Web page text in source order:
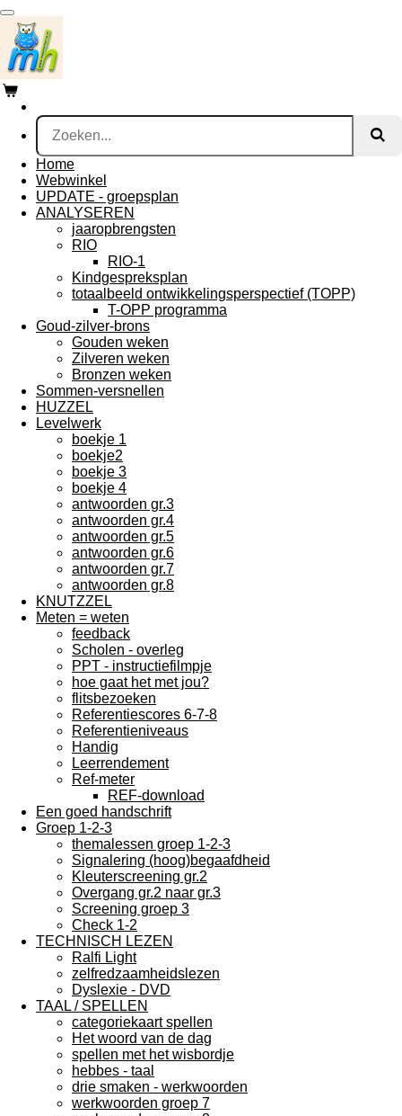
Ga
direct
naar
de
hoofdinhoud
Home
Webwinkel
UPDATE - groepsplan
ANALYSEREN
jaaropbrengsten
RIO
RIO-1
Kindgespreksplan
totaalbeeld ontwikkelingsperspectief (TOPP)
T-OPP programma
Goud-zilver-brons
Gouden weken
Zilveren weken
Bronzen weken
Sommen-versnellen
HUZZEL
Levelwerk
boekje 1
boekje2
boekje 3
boekje 4
antwoorden gr.3
antwoorden gr.4
antwoorden gr.5
antwoorden gr.6
antwoorden gr.7
antwoorden gr.8
KNUTZZEL
Meten = weten
feedback
Scholen - overleg
PPT - instructiefilmpje
hoe gaat het met jou?
flitsbezoeken
Referentiescores 6-7-8
Referentieniveaus
Handig
Leerrendement
Ref-meter
REF-download
Een goed handschrift
Groep 1-2-3
themalessen groep 1-2-3
Signalering (hoog)begaafdheid
Kleuterscreening gr.2
Overgang gr.2 naar gr.3
Screening groep 3
Check 1-2
TECHNISCH LEZEN
Ralfi Light
zelfredzaamheidslezen
Dyslexie - DVD
TAAL / SPELLEN
categoriekaart spellen
Het woord van de dag
spellen met het wisbordje
hebbes - taal
drie smaken - werkwoorden
werkwoorden groep 7